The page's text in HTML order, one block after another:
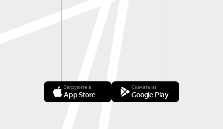
Загрузите в
App Store
Скачать из
Google Play